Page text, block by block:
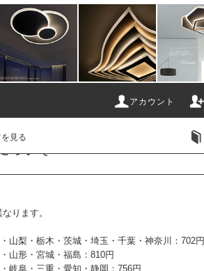
アカウント
見る
ついて
ります。
山梨・栃木・茨城・埼玉・千葉・神奈川：702円
山形・宮城・福島：810円
岐阜・三重・愛知・静岡：756円